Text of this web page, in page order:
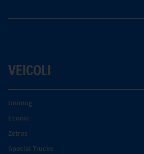
VEICOLI
Unimog
Econic
Zetros
Special Trucks